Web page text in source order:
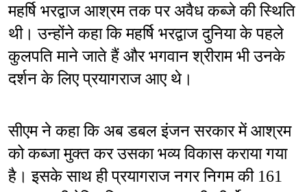
महर्षि भरद्वाज आश्रम तक पर अवैध कब्जे की स्थिति
थी। उन्होंने कहा कि महर्षि भरद्वाज दुनिया के पहले
कुलपति माने जाते हैं और भगवान श्रीराम भी उनके
दर्शन के लिए प्रयागराज आए थे।
सीएम ने कहा कि अब डबल इंजन सरकार में आश्रम
को कब्जा मुक्त कर उसका भव्य विकास कराया गया
है। इसके साथ ही प्रयागराज नगर निगम की 161